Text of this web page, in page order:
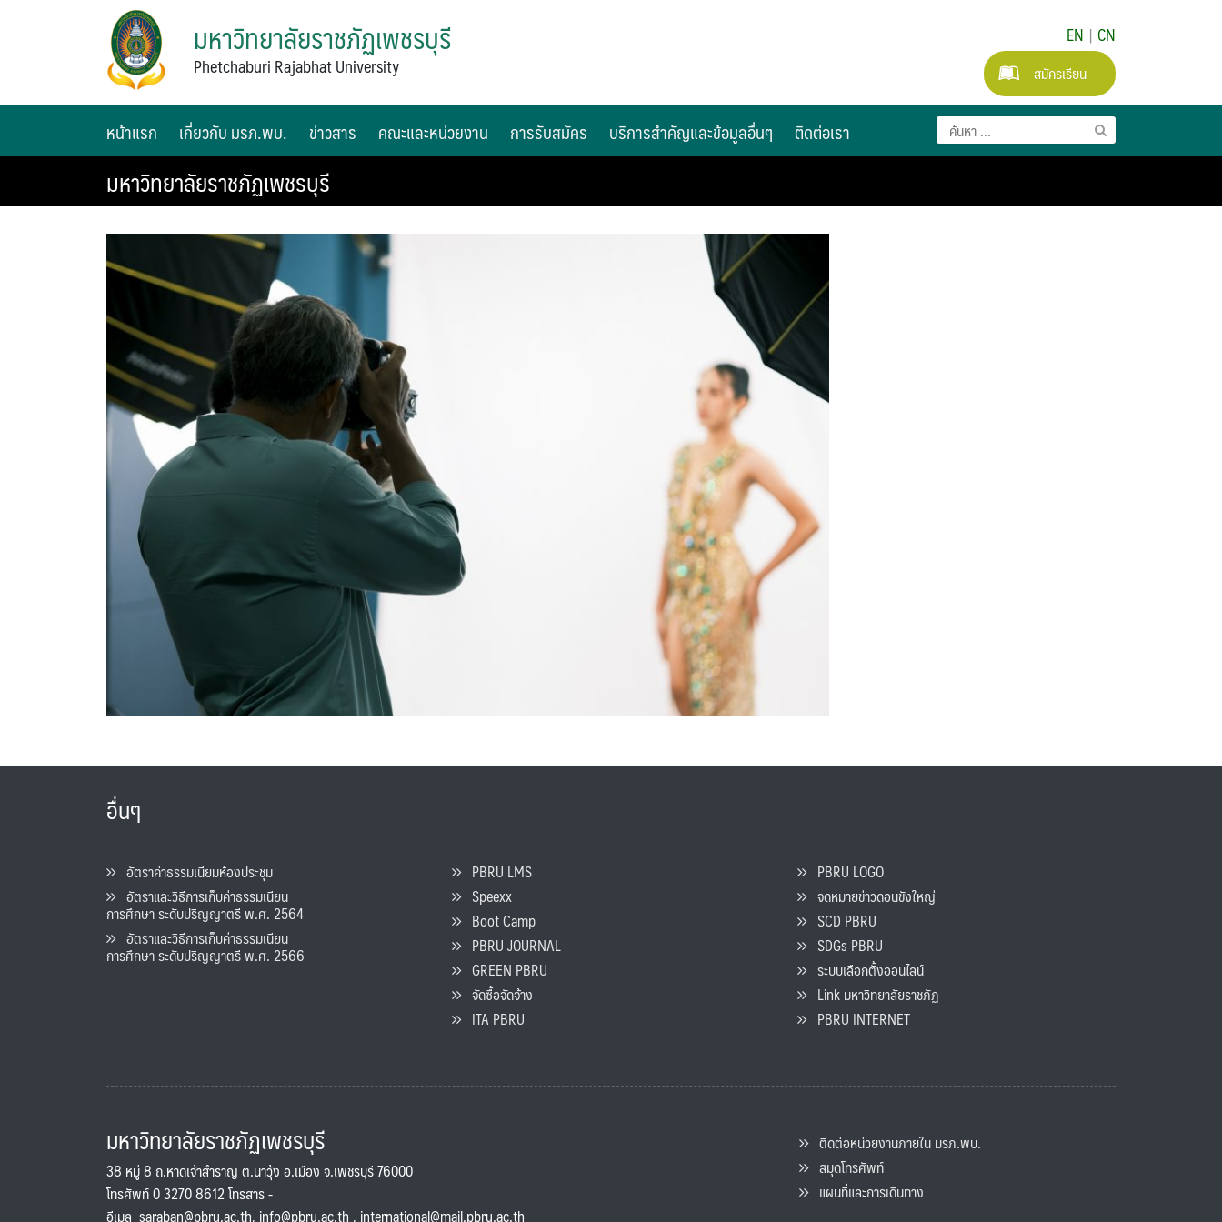
มหาวิทยาลัยราชภัฏเพชรบุรี
Phetchaburi Rajabhat University
EN | CN
สมัครเรียน
หน้าแรก เกี่ยวกับ มรภ.พบ. ข่าวสาร คณะและหน่วยงาน การรับสมัคร บริการสำคัญและข้อมูลอื่นๆ ติดต่อเรา
มหาวิทยาลัยราชภัฏเพชรบุรี
อื่นๆ
อัตราค่าธรรมเนียมห้องประชุม
อัตราและวิธีการเก็บค่าธรรมเนียน
การศึกษา ระดับปริญญาตรี พ.ศ. 2564
อัตราและวิธีการเก็บค่าธรรมเนียน
การศึกษา ระดับปริญญาตรี พ.ศ. 2566
PBRU LMS
Speexx
Boot Camp
PBRU JOURNAL
GREEN PBRU
จัดซื้อจัดจ้าง
ITA PBRU
PBRU LOGO
จดหมายข่าวดอนขังใหญ่
SCD PBRU
SDGs PBRU
ระบบเลือกตั้งออนไลน์
Link มหาวิทยาลัยราชภัฏ
PBRU INTERNET
มหาวิทยาลัยราชภัฏเพชรบุรี
38 หมู่ 8 ถ.หาดเจ้าสำราญ ต.นาวุ้ง อ.เมือง จ.เพชรบุรี 76000
โทรศัพท์ 0 3270 8612 โทรสาร -
อีเมล saraban@pbru.ac.th, info@pbru.ac.th , international@mail.pbru.ac.th
ติดต่อหน่วยงานภายใน มรภ.พบ.
สมุดโทรศัพท์
แผนที่และการเดินทาง